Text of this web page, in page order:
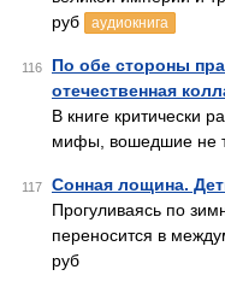
руб
аудиокнига
116
По обе стороны
отечественная
В книге критически
мифы, вошедшие не
117 Сонная лощина.
Прогуливаясь по
переносится в
руб